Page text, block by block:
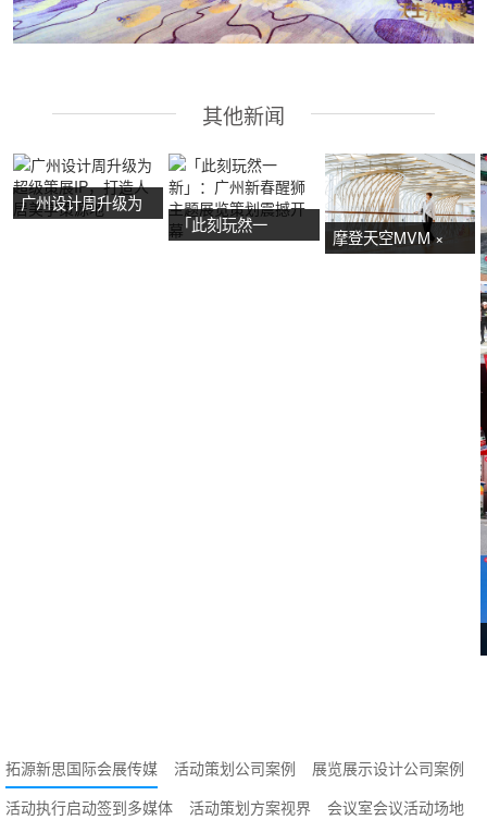
其他新闻
广州设计周升级为
「此刻玩然一
摩登天空MVM ×
拓源新思国际会展传媒 活动策划公司案例
展览展示设计公司案例
活动执行启动签到多媒体
活动策划方案视界 会议室会议活动场地